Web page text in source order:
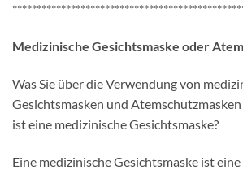
Medizinische Gesichtsmaske oder
Was Sie über die Verwendung von
Gesichtsmasken und
ist eine medizinische Gesichtsmaske?
Eine medizinische Gesichtsmaske ist